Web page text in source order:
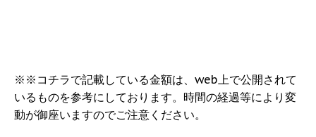
※※コチラで記載している金額は、web上で公開されて
いるものを参考にしております。時間の経過等により変
動が御座いますのでご注意ください。